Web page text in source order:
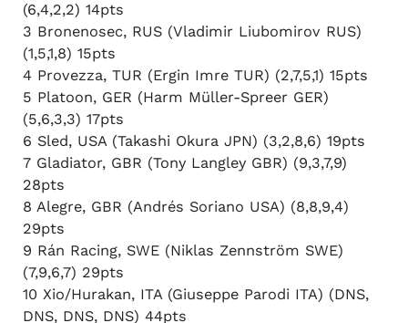
(6,4,2,2) 14pts
3 Bronenosec, RUS (Vladimir Liubomirov RUS)
(1,5,1,8) 15pts
4 Provezza, TUR (Ergin Imre TUR) (2,7,5,1) 15pts
5 Platoon, GER (Harm Müller-Spreer GER)
(5,6,3,3) 17pts
6 Sled, USA (Takashi Okura JPN) (3,2,8,6) 19pts
7 Gladiator, GBR (Tony Langley GBR) (9,3,7,9)
28pts
8 Alegre, GBR (Andrés Soriano USA) (8,8,9,4)
29pts
9 Rán Racing, SWE (Niklas Zennström SWE)
(7,9,6,7) 29pts
10 Xio/Hurakan, ITA (Giuseppe Parodi ITA) (DNS,
DNS, DNS, DNS) 44pts